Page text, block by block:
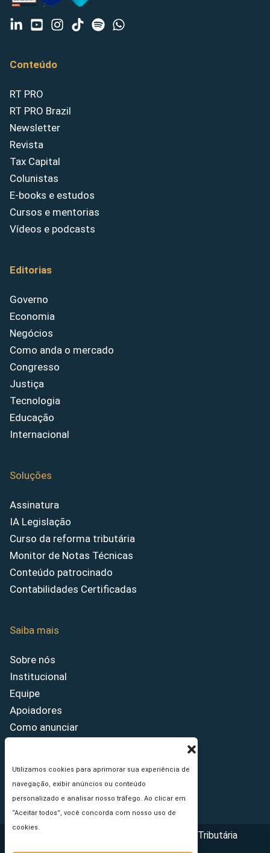
Utilizamos cookies para aprimorar sua experiência de
navegação, exibir anúncios ou conteúdo
personalizado e analisar nosso tráfego. Ao clicar em
“Aceitar todos”, você concorda com nosso uso de
cookies.
Conteúdo
RT PRO
RT PRO Brazil
Newsletter
Revista
Tax Capital
Colunistas
E-books e estudos
Cursos e mentorias
Vídeos e podcasts
Editorias
Governo
Economia
Negócios
Como anda o mercado
Congresso
Justiça
Tecnologia
Educação
Internacional
Soluções
Assinatura
IA Legislação
Curso da reforma tributária
Monitor de Notas Técnicas
Conteúdo patrocinado
Contabilidades Certificadas
Saiba mais
Sobre nós
Institucional
Equipe
Apoiadores
Como anunciar
Princípios Editoriais
Copyright © 2026 - Portal da Reforma Tributária